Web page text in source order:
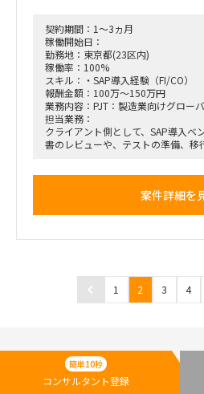
契約期間：1～3ヵ月
稼働開始日：
勤務地：東京都(23区内)
稼働率：100%
スキル：・SAP導入経験（FI/CO）
報酬金額：100万～150万円
業務内容：PJT：製造業向けグロー
担当業務：
クライアント側として、SAP導入ベ
書のレビューや、テストの準備、移
役割：クライアントメンバー（会計
案件詳細を
1 2 3 4
コンサルタン
簡単10秒
コンサルタント登録